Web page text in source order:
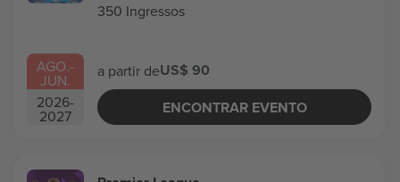
AGO.-
JUN.
2026-
2027
350 Ingressos
a partir deUS$ 90
ENCONTRAR EVENTO